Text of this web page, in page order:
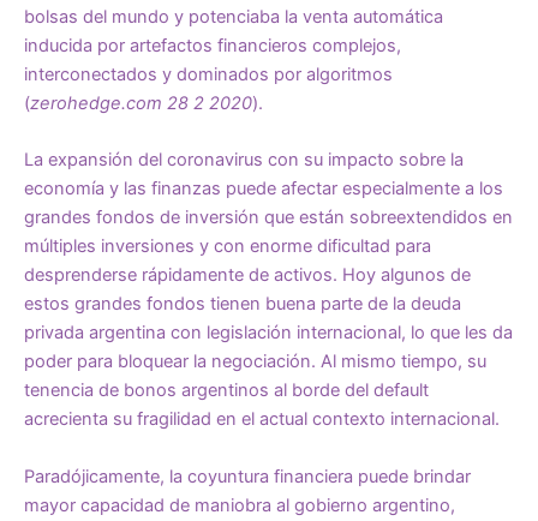
bolsas del mundo y potenciaba la venta automática
inducida por artefactos financieros complejos,
interconectados y dominados por algoritmos
(zerohedge.com 28 2 2020).
La expansión del coronavirus con su impacto sobre la
economía y las finanzas puede afectar especialmente a los
grandes fondos de inversión que están sobreextendidos en
múltiples inversiones y con enorme dificultad para
desprenderse rápidamente de activos. Hoy algunos de
estos grandes fondos tienen buena parte de la deuda
privada argentina con legislación internacional, lo que les da
poder para bloquear la negociación. Al mismo tiempo, su
tenencia de bonos argentinos al borde del default
acrecienta su fragilidad en el actual contexto internacional.
Paradójicamente, la coyuntura financiera puede brindar
mayor capacidad de maniobra al gobierno argentino,